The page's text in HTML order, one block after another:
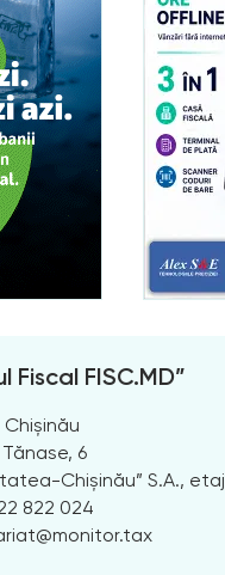
Fiscal FISC.MD”
6
Chișinău” S.A.,
822 024